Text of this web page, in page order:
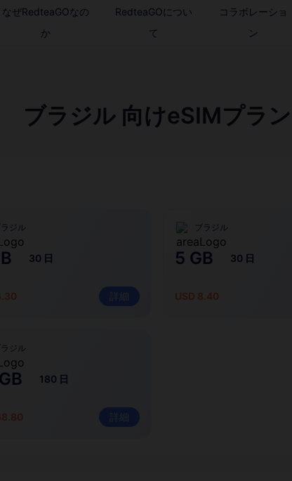
なぜRedteaGOなの
か
RedteaGOについ
て
コラボレーショ
ン
ブラジル 向けeSIMプラン
ジル
30 日
詳細
ブラジル
5 GB 30 日
USD 8.40
ジル
180 日
詳細